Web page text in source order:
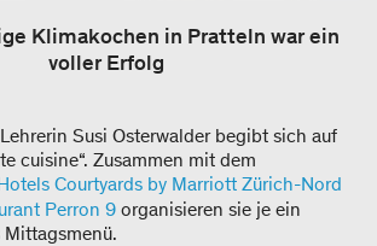
Klimakochen in Pratteln war ein
voller Erfolg
Susi Osterwalder begibt sich auf
cuisine“. Zusammen mit dem
Courtyards by Marriott Zürich-Nord
Perron 9 organisieren sie je ein